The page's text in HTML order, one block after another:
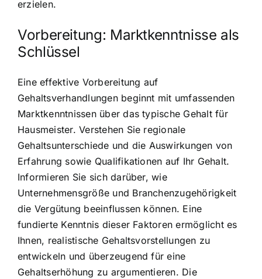
erzielen.
Vorbereitung: Marktkenntnisse als
Schlüssel
Eine effektive Vorbereitung auf
Gehaltsverhandlungen beginnt mit umfassenden
Marktkenntnissen über das typische Gehalt für
Hausmeister. Verstehen Sie regionale
Gehaltsunterschiede und die Auswirkungen von
Erfahrung sowie Qualifikationen auf Ihr Gehalt.
Informieren Sie sich darüber, wie
Unternehmensgröße und Branchenzugehörigkeit
die Vergütung beeinflussen können. Eine
fundierte Kenntnis dieser Faktoren ermöglicht es
Ihnen, realistische Gehaltsvorstellungen zu
entwickeln und überzeugend für eine
Gehaltserhöhung zu argumentieren. Die